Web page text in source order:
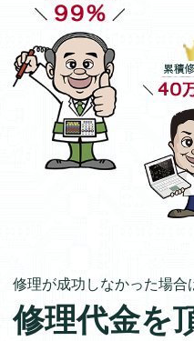
修理が成功しなかった場合
修理代金を